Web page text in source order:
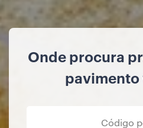
Onde procura